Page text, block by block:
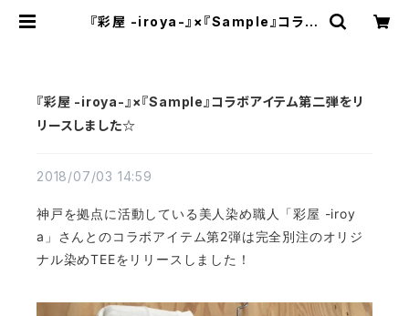
『彩屋 -iroya-』×『Sample』コラボ
『彩屋 -iroya-』×『Sample』コラボアイテム第二弾をリ
リースしました☆
2018/07/03 14:59
神戸を拠点に活動している美人染め職人「彩屋 -iroy
a」さんとのコラボアイテム第2弾は完全別注のオリジ
ナル染めTEEをリリースしました！